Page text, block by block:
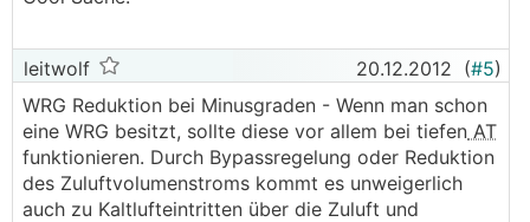
leitwolf 20.12.2012 (#5)
WRG Reduktion bei Minusgraden - Wenn man schon
eine WRG besitzt, sollte diese vor allem bei tiefen AT
funktionieren. Durch Bypassregelung oder Reduktion
des Zuluftvolumenstroms kommt es unweigerlich
auch zu Kaltlufteintritten über die Zuluft und